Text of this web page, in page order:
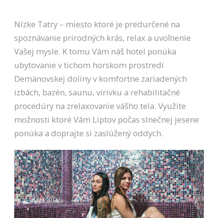
Nízke Tatry – miesto ktoré je predurčené na
spoznávanie prírodných krás, relax a uvoľnenie
Vašej mysle. K tomu Vám náš hotel ponúka
ubytovanie v tichom horskom prostredí
Demänovskej doliny v komfortne zariadených
izbách, bazén, saunu, vírivku a rehabilitačné
procedúry na zrelaxovanie vášho tela. Využite
možnosti ktoré Vám Liptov počas slnečnej jesene
ponúka a doprajte si zaslúžený oddych.
predvyplnenie
formulárov.
Bez týchto
cookies by
stránka
nemohla
správne
fungovať. Účel:
zaistenie
funkčnosti
webu; Právny
základ:
oprávnený
záujem
Štatistiky
Pomáhajú
nám
porozumieť,